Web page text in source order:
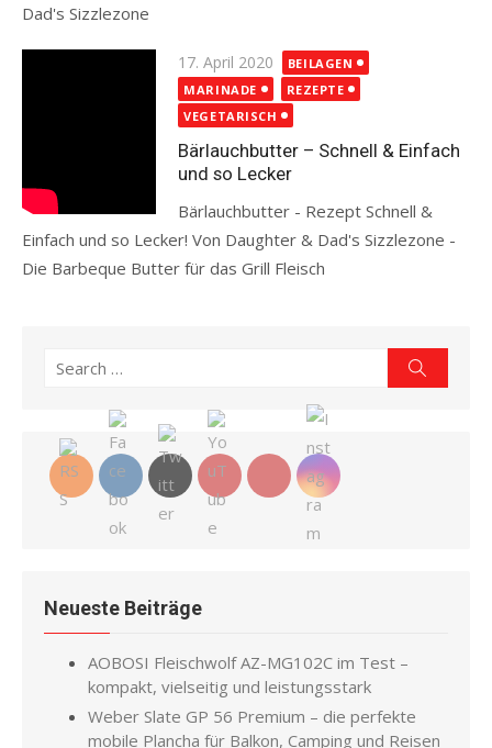
Dad's Sizzlezone
Posted
on
17. April 2020
BEILAGEN
MARINADE
REZEPTE
VEGETARISCH
Bärlauchbutter – Schnell & Einfach
und so Lecker
Bärlauchbutter - Rezept Schnell &
Einfach und so Lecker! Von Daughter & Dad's Sizzlezone -
Die Barbeque Butter für das Grill Fleisch
Search
Neueste Beiträge
AOBOSI Fleischwolf AZ-MG102C im Test –
kompakt, vielseitig und leistungsstark
Weber Slate GP 56 Premium – die perfekte
mobile Plancha für Balkon, Camping und Reisen